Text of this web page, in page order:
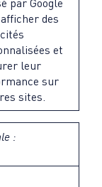
par Google
des
et
leur
sur
sites.
: